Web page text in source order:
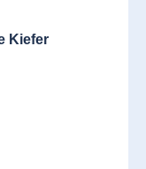
Kiefer